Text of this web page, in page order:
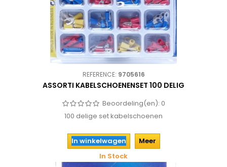
REFERENCE: 9705616
ASSORTI KABELSCHOENENSET 100 DELIG
Beoordeling(en): 0
100 delige set kabelschoenen
In winkelwagen
Meer
In Stock